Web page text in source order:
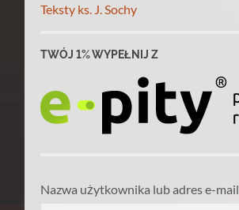
Teksty ks. J. Sochy
TWÓJ 1% WYPEŁNIJ Z
Nazwa użytkownika lub adres e-mail